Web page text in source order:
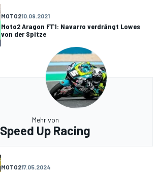
MOTO210.09.2021
Moto2 Aragon FT1: Navarro verdrängt Lowes
von der Spitze
Mehr von
Speed Up Racing
MOTO217.05.2024